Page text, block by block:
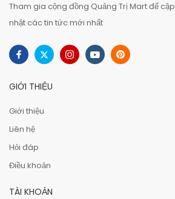
Tham gia cộng đồng Quảng Trị Mart để cập
nhật các tin tức mới nhất
GIỚI THIỆU
Giới thiệu
Liên hệ
Hỏi đáp
Điều khoản
TÀI KHOẢN